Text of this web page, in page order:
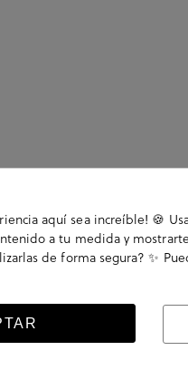
calcetines unisex de algodón
Contiene un par de calcetines
(36-40) y 01 (41-46).
aquí sea increíble! 🍪
a tu medida y
de forma segura? ✨